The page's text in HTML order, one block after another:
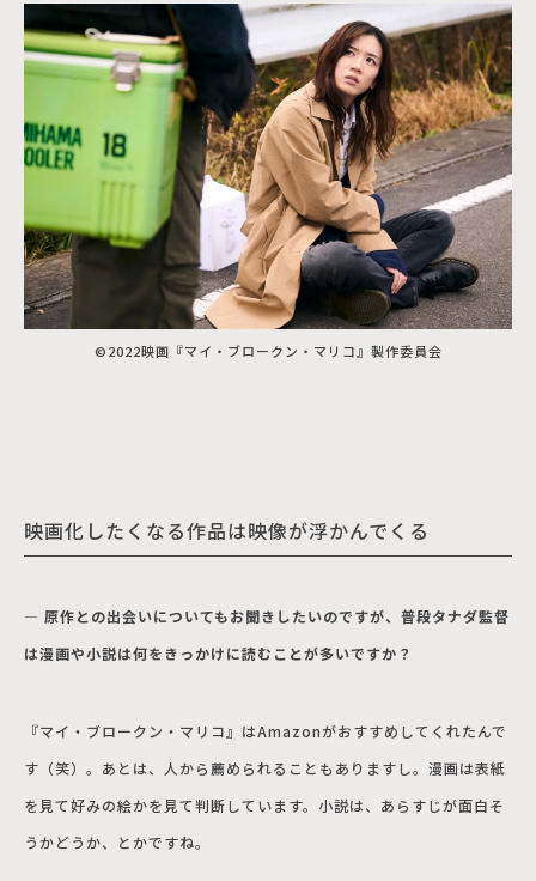
©2022映画『マイ・ブロークン・マリコ』製作委員会
映画化したくなる作品は映像が浮かんでくる
― 原作との出会いについてもお聞きしたいのですが、普段タナダ監督
は漫画や小説は何をきっかけに読むことが多いですか？
『マイ・ブロークン・マリコ』はAmazonがおすすめしてくれたんで
す（笑）。あとは、人から薦められることもありますし。漫画は表紙
を見て好みの絵かを見て判断しています。小説は、あらすじが面白そ
うかどうか、とかですね。